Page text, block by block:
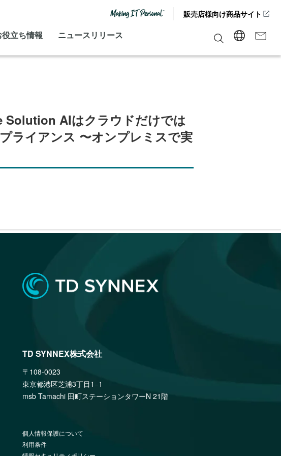
販売店様向け商品サイト
役立ち情報 ニュースリリース
Solution AIはクラウドだけでは
ライアンス 〜オンプレミスで実
TD SYNNEX株式会社
〒108-0023
東京都港区芝浦3丁目1−1
msb Tamachi 田町ステーションタワーN 21階
個人情報保護について
利用条件